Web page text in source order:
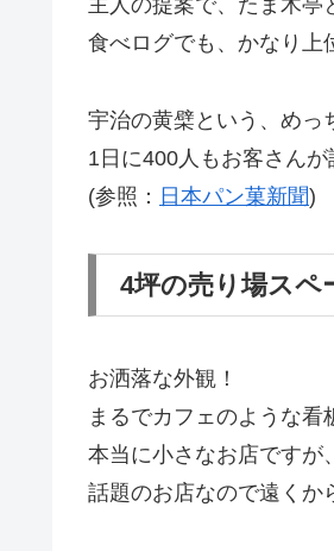
主人の提案で、たま木亭
食べログでも、かなり上
宇治の黄檗という、めっ
1日に400人もお客さんが
(参照： 日本パン菓新聞)
4坪の売り場スペ
お洒落な外観！
まるでカフェのような看
本当に小さなお店ですが
話題のお店なので遠くか